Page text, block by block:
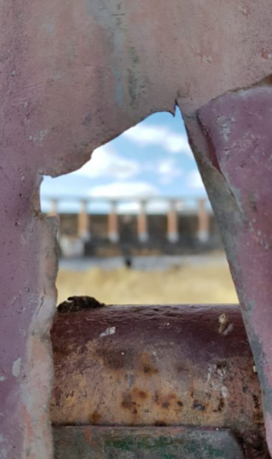
CONTINUA